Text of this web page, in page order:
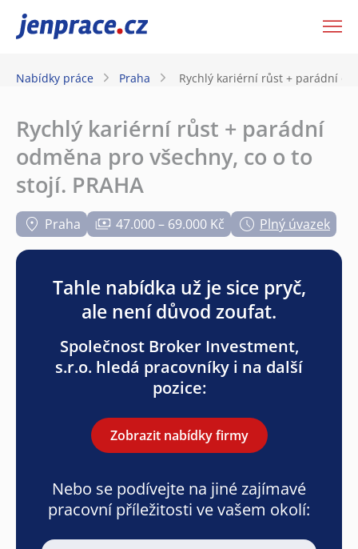
JenPráce.cz
Nabídky práce Praha Rychlý kariérní růst + parádní
Rychlý kariérní růst + parádní
odměna pro všechny, co o to
stojí. PRAHA
Praha 47.000 – 69.000 Kč Plný úvazek
Tahle nabídka už je sice pryč,
ale není důvod zoufat.
Společnost Broker Investment,
s.r.o. hledá pracovníky i na další
pozice:
Zobrazit nabídky firmy
Nebo se podívejte na jiné zajímavé
pracovní příležitosti ve vašem okolí: